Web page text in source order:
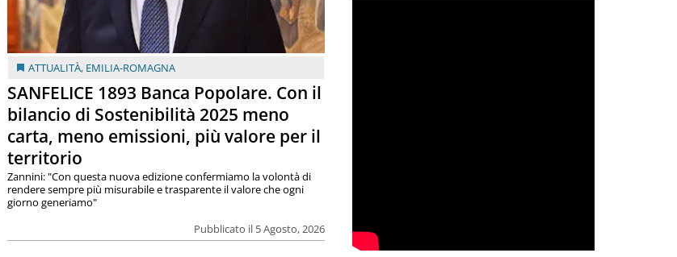
ATTUALITÀ, EMILIA-ROMAGNA
SANFELICE 1893 Banca Popolare. Con il
bilancio di Sostenibilità 2025 meno
carta, meno emissioni, più valore per il
territorio
Pubblicato il 5 Agosto, 2026
Zannini: "Con questa nuova edizione confermiamo la volontà di
rendere sempre più misurabile e trasparente il valore che ogni
giorno generiamo"